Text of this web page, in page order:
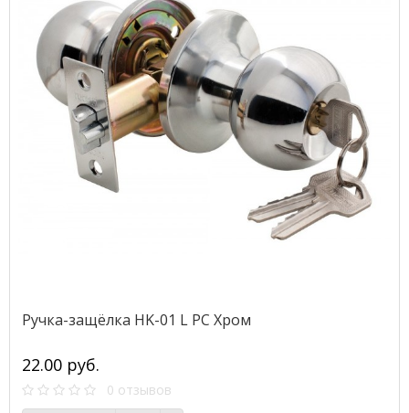
Ручка-защёлка HK-01 L PC Хром
22.00 руб.
0 отзывов